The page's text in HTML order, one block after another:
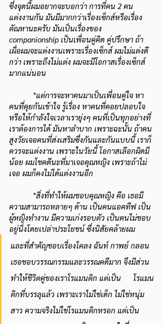
ซึ่งจุดนี้ผมอยากจะบอกว่า การที่คน 2 คน
แต่งงานกัน มันมีมากกว่าเรื่องเซ็กส์หรือเรื่อง
ตัณหานะครับ มันเป็นเรื่องของ
companionship เป็นเพื่อนคู่คิด คู่ปรึกษา ถ้า
เผื่อผมจะแต่งงานเพราะเรื่องเซ็กส์ ผมไม่แต่งดี
กว่า เพราะถึงไม่แต่ง ผมจะมีโอกาสเรื่องเซ็กส์
มากแน่นอน
            "
แต่การจะหาคนมาเป็นเพื่อนคู่ใจ หา
คนที่คุยกันเข้าใจ รู้เรื่อง หาคนที่คอยปลอบใจ
หรือให้กำลังใจเวลาเรายุ่งๆ คนที่เป็นทุกอย่างที่
เราต้องการได้ มันหาลำบาก เพราะฉะนั้น ถ้าคน
สูงวัยเจอคนที่ส่งเสริมซึ่งกันและกันแบบนี้ เราก็
ควรจะแต่งงาน เพราะในวัยนี้ โอกาสเลือกผิดมี
น้อย ผมโชคดีนะที่มาเจอคุณหญิง เพราะถ้าไม่
เจอ ผมก็คงไม่ได้แต่งงานอีก
            "
สิ่งที่ทำให้ผมชอบคุณหญิง คือ เธอมี
ความสามารถหลายๆ ด้าน เป็นคนแอคทีฟ เป็น
ผู้หญิงทำงาน มีความเก่งรอบตัว เป็นคนไม่ชอบ
อยู่นิ่งโดยเปล่าประโยชน์ ซึ่งนิสัยคล้ายผม
และที่สำคัญชอบเรื่องโคลง ฉันท์ กาพย์ กลอน
เธอชอบวรรณกรรมและวรรณคดีมาก จึงมีส่วน
ทำให้ชีวิตคู่ของเราโรแมนติก แต่เป็น      โรแมน
ติกที่บรรลุแล้ว เพราะเราไม่ใช่เด็ก ไม่ใช่หนุ่ม
สาว ความจริงไม่ใช่โรแมนติกหรอก แต่เป็น